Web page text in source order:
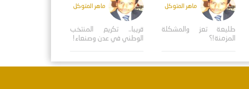
ماهر المتوكل
طليعة تعز والمشكلة
المزمنة!؟
ماهر المتوكل
قريبا.. تكريم المنتخب
الوطني في عدن وصنعاء!